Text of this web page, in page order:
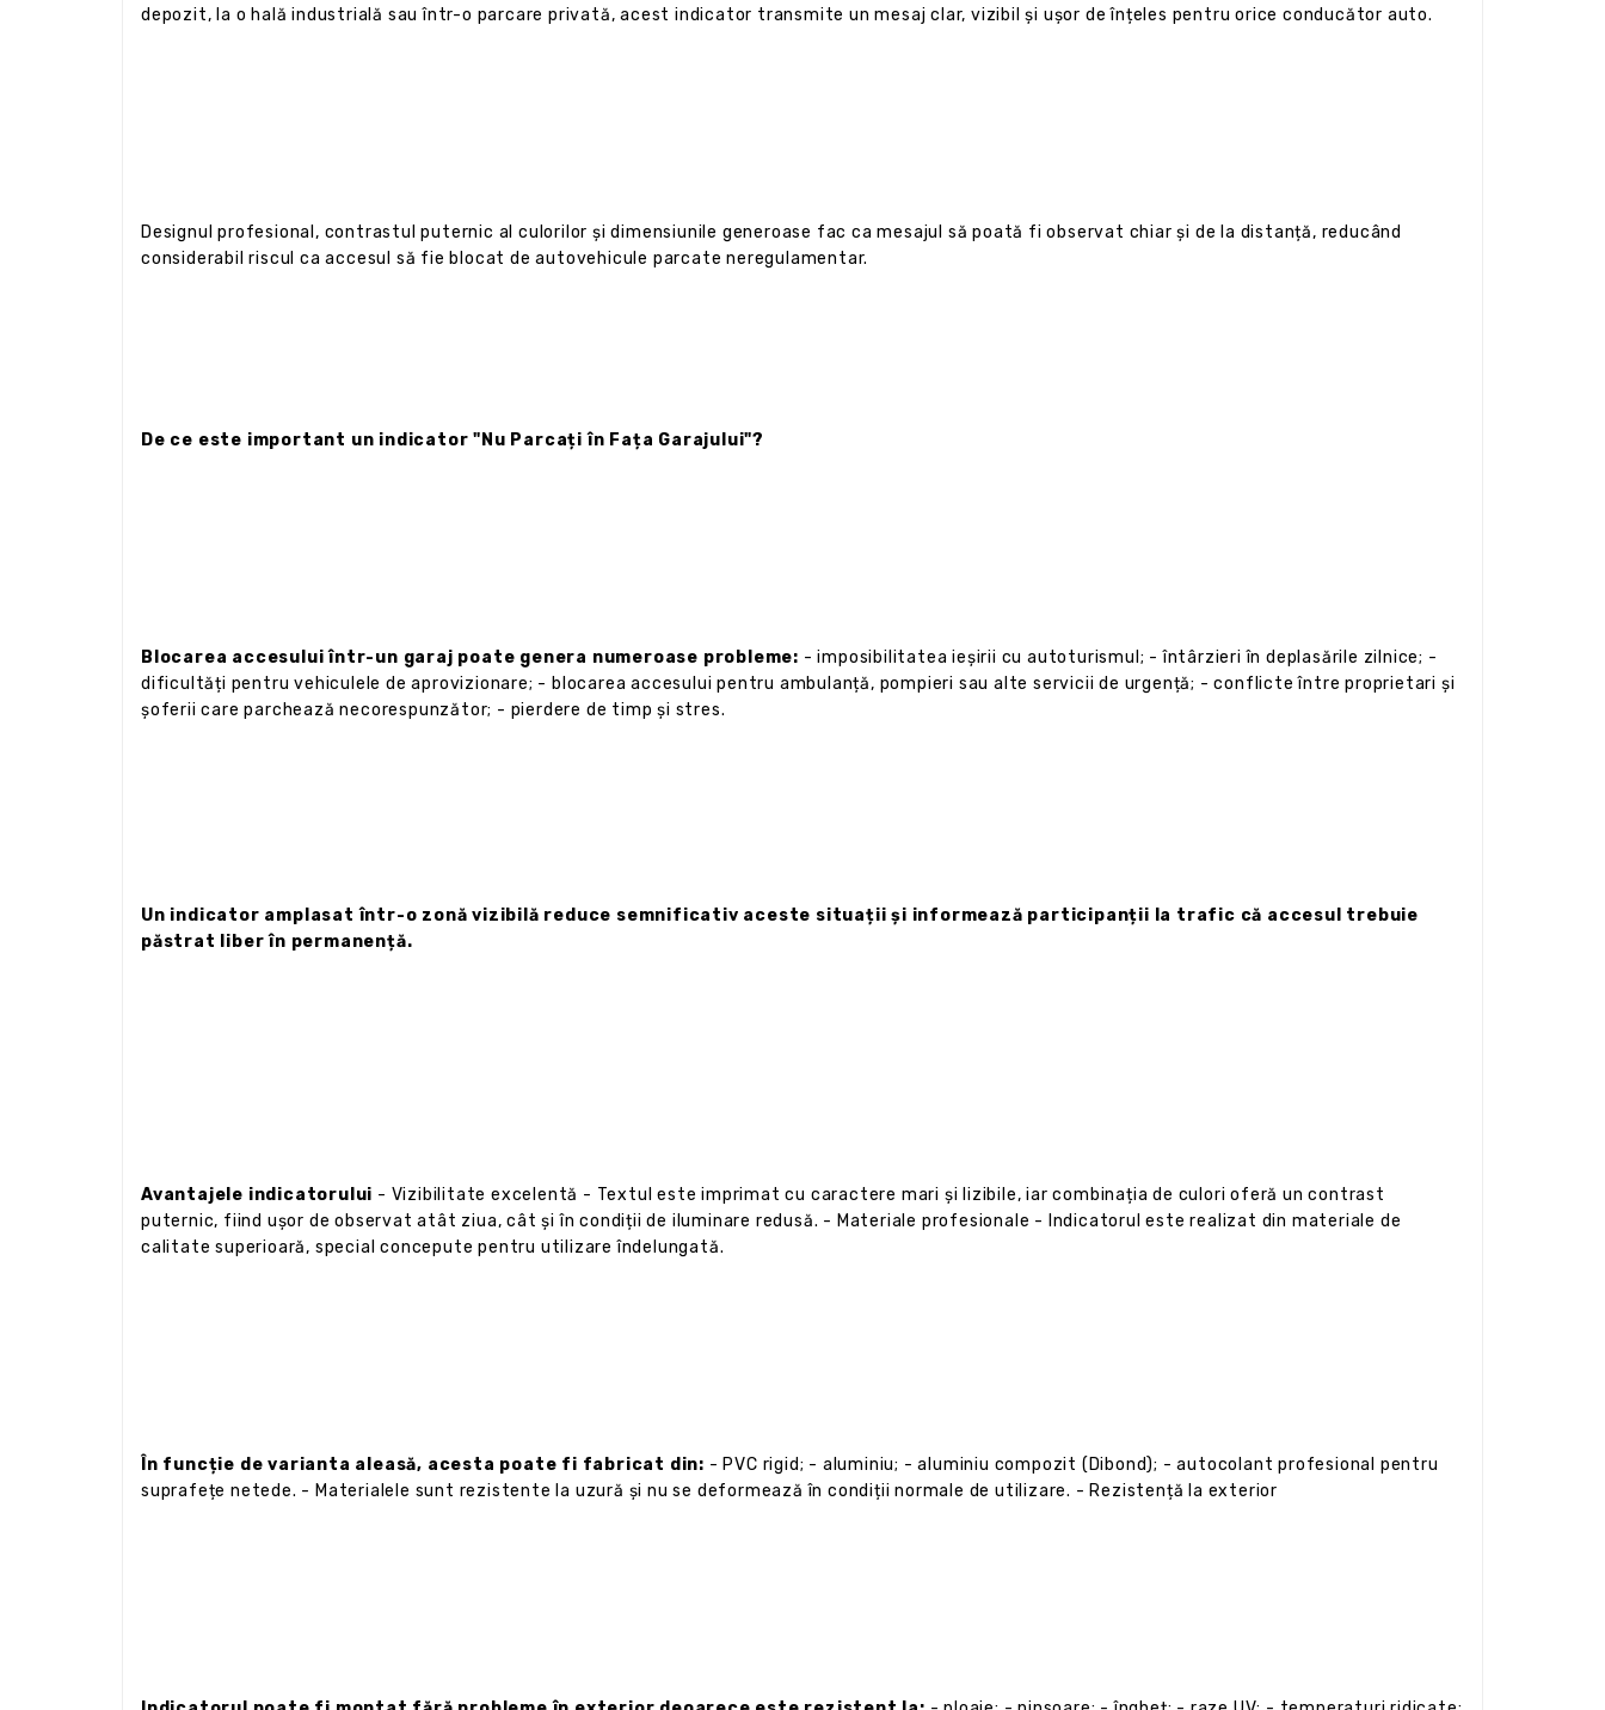
depozit, la o hală industrială sau într-o parcare privată, acest indicator transmite un mesaj clar, vizibil și ușor de înțeles pentru orice conducător auto.
Designul profesional, contrastul puternic al culorilor și dimensiunile generoase fac ca mesajul să poată fi observat chiar și de la distanță, reducând
considerabil riscul ca accesul să fie blocat de autovehicule parcate neregulamentar.
De ce este important un indicator "Nu Parcați în Fața Garajului"?
Blocarea accesului într-un garaj poate genera numeroase probleme: - imposibilitatea ieșirii cu autoturismul; - întârzieri în deplasările zilnice; -
dificultăți pentru vehiculele de aprovizionare; - blocarea accesului pentru ambulanță, pompieri sau alte servicii de urgență; - conflicte între proprietari și
șoferii care parchează necorespunzător; - pierdere de timp și stres.
Un indicator amplasat într-o zonă vizibilă reduce semnificativ aceste situații și informează participanții la trafic că accesul trebuie
păstrat liber în permanență.
Avantajele indicatorului - Vizibilitate excelentă - Textul este imprimat cu caractere mari și lizibile, iar combinația de culori oferă un contrast
puternic, fiind ușor de observat atât ziua, cât și în condiții de iluminare redusă. - Materiale profesionale - Indicatorul este realizat din materiale de
calitate superioară, special concepute pentru utilizare îndelungată.
În funcție de varianta aleasă, acesta poate fi fabricat din: - PVC rigid; - aluminiu; - aluminiu compozit (Dibond); - autocolant profesional pentru
suprafețe netede. - Materialele sunt rezistente la uzură și nu se deformează în condiții normale de utilizare. - Rezistență la exterior